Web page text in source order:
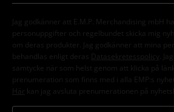
Jag godkänner att E.M.P. Merchandising mbH
personuppgifter och regelbundet skicka mig
om deras produkter. Jag godkänner att mina
behandlas enligt deras
Datasekretesspolicy
.
samtycke när som helst genom att klicka på
prenumeration som finns med i alla EMP:s
Här kan jag avsluta prenumerationen på